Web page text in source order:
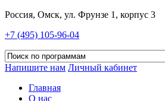
Россия, Омск, ул. Фрунзе 1, корпус 3
+7 (495) 105-96-04
Напишите нам Личный кабинет
Главная
О нас